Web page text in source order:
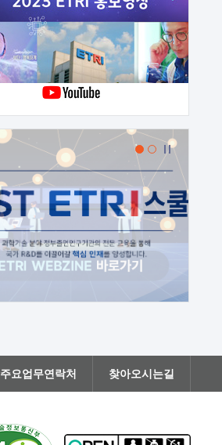
주요업무연락처 찾아오시는길